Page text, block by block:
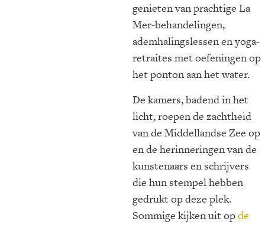
genieten van prachtige La
Mer-behandelingen,
ademhalingslessen en yoga-
retraites met oefeningen op
het ponton aan het water.
De kamers, badend in het
licht, roepen de zachtheid
van de Middellandse Zee op
en de herinneringen van de
kunstenaars en schrijvers
die hun stempel hebben
gedrukt op deze plek.
Sommige kijken uit opde